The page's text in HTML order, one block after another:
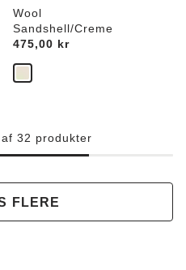
Wool
Sandshell/Creme
Price:
475,00 kr
32 produkter
FLERE